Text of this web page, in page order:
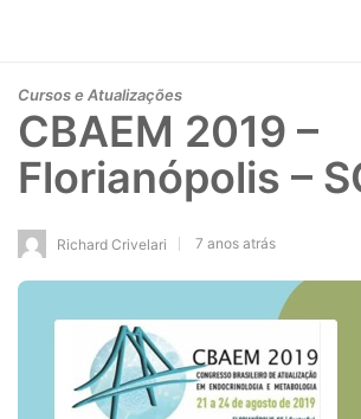
Cursos e Atualizações
CBAEM 2019 –
Florianópolis –
Richard Crivelari 7 anos atrás